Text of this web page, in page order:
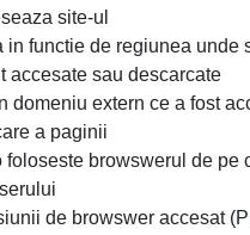
site-ul
in functie de regiunea unde
accesate sau descarcate
domeniu extern ce a fost
a paginii
foloseste browswerul de pe
de browswer accesat